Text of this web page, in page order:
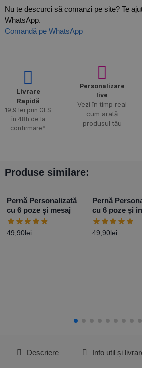
Nu te descurci să comanzi pe site? Te
WhatsApp.
Comandă pe WhatsApp
Livrare
Rapidă​
19,9 lei prin GLS
în 48h de la
confirmare*
Personalizare
live
Vezi în timp real
cum arată
produsul tău
Produse similare:
Pernă Personalizată
cu 6 poze și mesaj
49,90lei
Pernă
cu 6 poze și
49,90lei
Descriere Info util și